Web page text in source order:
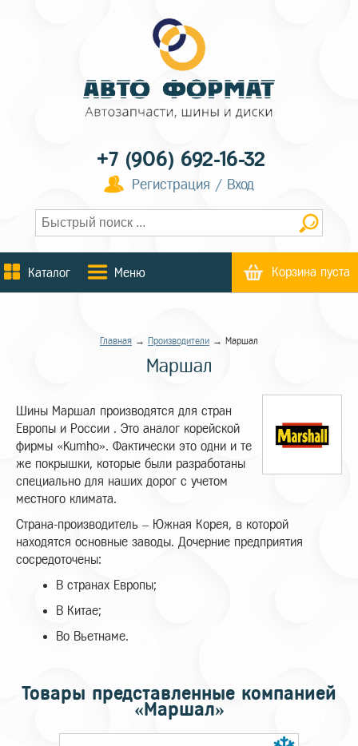
+7 (906) 692-16-32
Регистрация / Вход
Каталог Меню Корзина пуста
Главная → Производители → Маршал
Маршал
Шины Маршал производятся для стран
Европы и России . Это аналог корейской
фирмы «Kumho». Фактически это одни и те
же покрышки, которые были разработаны
специально для наших дорог с учетом
местного климата.
Страна-производитель – Южная Корея, в которой
находятся основные заводы. Дочерние предприятия
сосредоточены:
В странах Европы;
В Китае;
Во Вьетнаме.
Товары представленные компанией
«Маршал»